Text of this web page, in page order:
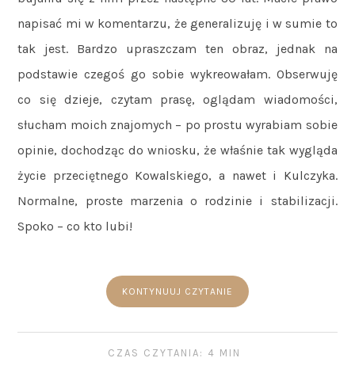
napisać mi w komentarzu, że generalizuję i w sumie to
tak jest. Bardzo upraszczam ten obraz, jednak na
podstawie czegoś go sobie wykreowałam. Obserwuję
co się dzieje, czytam prasę, oglądam wiadomości,
słucham moich znajomych – po prostu wyrabiam sobie
opinie, dochodząc do wniosku, że właśnie tak wygląda
życie przeciętnego Kowalskiego, a nawet i Kulczyka.
Normalne, proste marzenia o rodzinie i stabilizacji.
Spoko – co kto lubi!
KONTYNUUJ CZYTANIE
CZAS CZYTANIA: 4 MIN